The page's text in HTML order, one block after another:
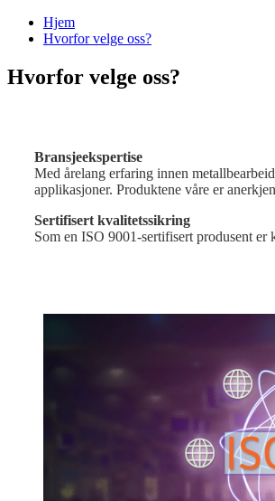
Hjem
Hvorfor velge oss?
Hvorfor velge oss?
Bransjeekspertise
Med årelang erfaring innen
applikasjoner. Produktene våre er
Sertifisert kvalitetssikring
Som en ISO 9001-sertifisert produsent